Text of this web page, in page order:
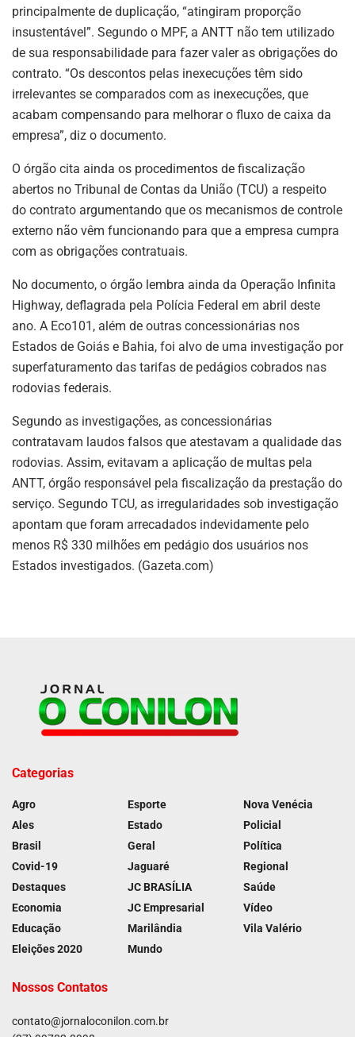
principalmente de duplicação, “atingiram proporção
insustentável”. Segundo o MPF, a ANTT não tem utilizado
de sua responsabilidade para fazer valer as obrigações do
contrato. “Os descontos pelas inexecuções têm sido
irrelevantes se comparados com as inexecuções, que
acabam compensando para melhorar o fluxo de caixa da
empresa”, diz o documento.
O órgão cita ainda os procedimentos de fiscalização
abertos no Tribunal de Contas da União (TCU) a respeito
do contrato argumentando que os mecanismos de controle
externo não vêm funcionando para que a empresa cumpra
com as obrigações contratuais.
No documento, o órgão lembra ainda da Operação Infinita
Highway, deflagrada pela Polícia Federal em abril deste
ano. A Eco101, além de outras concessionárias nos
Estados de Goiás e Bahia, foi alvo de uma investigação por
superfaturamento das tarifas de pedágios cobrados nas
rodovias federais.
Segundo as investigações, as concessionárias
contratavam laudos falsos que atestavam a qualidade das
rodovias. Assim, evitavam a aplicação de multas pela
ANTT, órgão responsável pela fiscalização da prestação do
serviço. Segundo TCU, as irregularidades sob investigação
apontam que foram arrecadados indevidamente pelo
menos R$ 330 milhões em pedágio dos usuários nos
Estados investigados. (Gazeta.com)
Categorias
Agro
Ales
Brasil
Covid-19
Destaques
Economia
Educação
Eleições 2020
Esporte
Estado
Geral
Jaguaré
JC BRASÍLIA
JC Empresarial
Marilândia
Mundo
Nova Venécia
Policial
Política
Regional
Saúde
Vídeo
Vila Valério
Nossos Contatos
contato@jornaloconilon.com.br